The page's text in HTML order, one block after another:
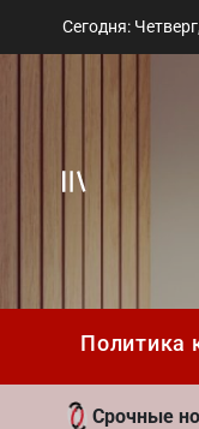
Сегодня:
Вне
Политика
Срочные
ароматы для